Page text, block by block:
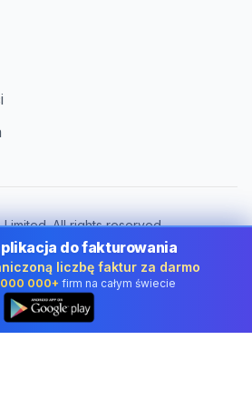
All rights reserved.
firm w Poland
Poland
do fakturowania
liczbę faktur za darmo
000+ firm na całym świecie